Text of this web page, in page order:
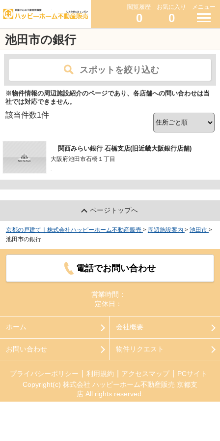
閲覧履歴
0
お気に入り
0
メニュー
池田市の銀行
スポットを絞り込む
※物件情報の周辺施設紹介のページであり、各店舗への問い合わせは当
社では対応できません。
該当件数1件
関西みらい銀行 石橋支店(旧近畿大阪銀行店舗)
大阪府池田市石橋１丁目
-
ページトップへ
京都の戸建て｜株式会社ハッピーホーム不動産販売 > 周辺施設案内 > 池田市 >
池田市の銀行
電話でお問い合わせ
営業時間：
定休日：
ホーム 会社概要
お問い合わせ 物件リクエスト
プライバシーポリシー 利用規約 アクセスマップ
PCサイト
Copyright(c) 株式会社 ハッピーホーム不動産販売 京都支
店 All rights reserved.